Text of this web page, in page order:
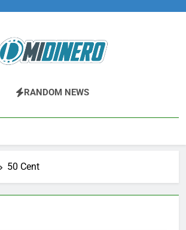
Midinero.co
Fintech, Criptomonedas
RANDOM NEWS
50 Cent